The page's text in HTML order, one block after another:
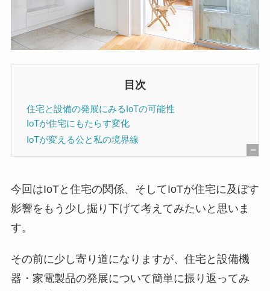
目次
[
表
示
住宅と設備の発展にみるIoTの可能性
IoTが住宅にもたらす変化
IoTが変える公と私の境界線
今回はIoTと住宅の関係、そしてIoTが住宅に及ぼす
影響をもう少し掘り下げて考えてみたいと思いま
す。
その前に少し寄り道になりますが、住宅と設備機
器・家電製品の発展について簡単に振り返ってみ